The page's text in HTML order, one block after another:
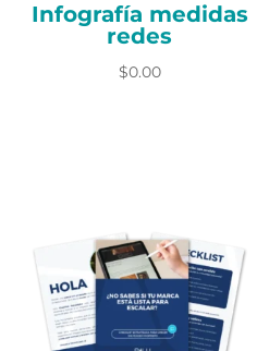
Infografía medidas
redes
$0.00